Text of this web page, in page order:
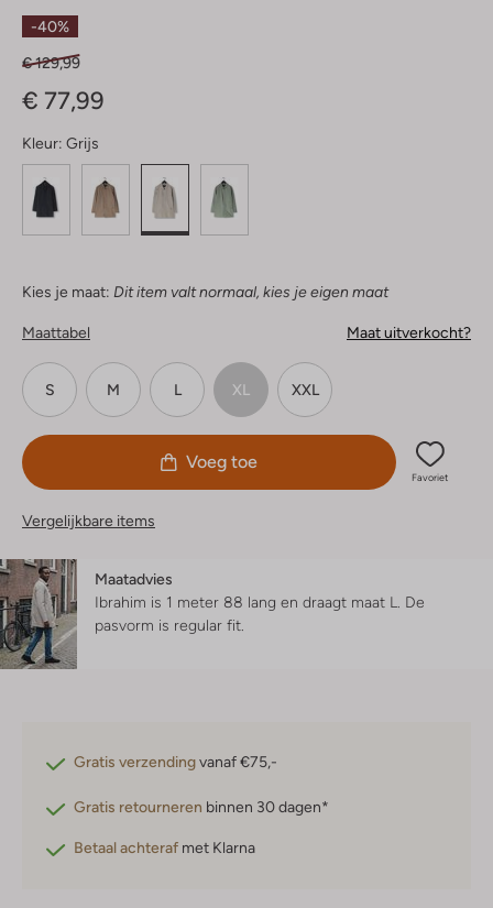
-40%
€ 129,99
€ 77,99
Kleur: Grijs
Kies je maat: Dit item valt normaal, kies je eigen maat
Maattabel Maat uitverkocht?
S M L XL XXL
Voeg toe
Favoriet
Vergelijkbare items
Maatadvies
Ibrahim is 1 meter 88 lang en draagt maat L. De
pasvorm is regular fit
Gratis verzendingvanaf €75,-
Gratis retourneren binnen 30 dagen*
Betaal achteraf met Klarna